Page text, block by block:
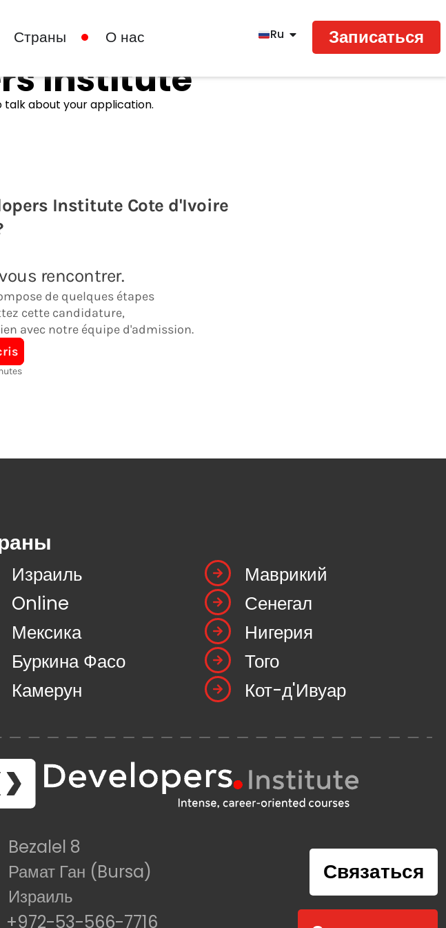
Страны О нас Ru Записаться
Institute
talk about your application.
Израиль
Online
Мексика
Буркина Фасо
Камерун
Маврикий
Сенегал
Нигерия
Того
Кот-д'Ивуар
Bezalel 8
Рамат Ган (Bursa)
Израиль
Связаться
+972-53-566-7716